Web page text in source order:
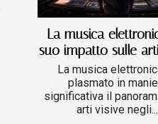
La musica
suo impatto sulle
La musica
plasmato in
significativa il
arti visive negli...